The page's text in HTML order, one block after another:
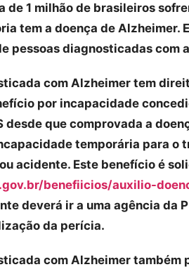
de 1 milhão de brasileiros
tem a doença de Alzheimer.
pessoas diagnosticadas com
com Alzheimer tem
por incapacidade
desde que comprovada a
temporária para o
acidente. Este benefício é
benefiicios/auxilio-
deverá ir a uma agência da
da perícia.
com Alzheimer também